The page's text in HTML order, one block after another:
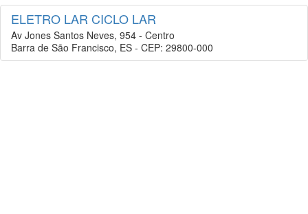
ELETRO LAR CICLO LAR
Av Jones Santos Neves, 954 - Centro
Barra de São Francisco, ES - CEP: 29800-000